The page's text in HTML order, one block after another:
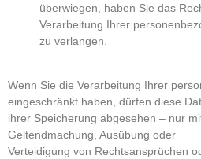
überwiegen, haben Sie das
Verarbeitung Ihrer
zu verlangen.
Wenn Sie die Verarbeitung Ihrer
eingeschränkt haben, dürfen diese
ihrer Speicherung abgesehen – nur
Geltendmachung, Ausübung oder
Verteidigung von Rechtsansprüchen